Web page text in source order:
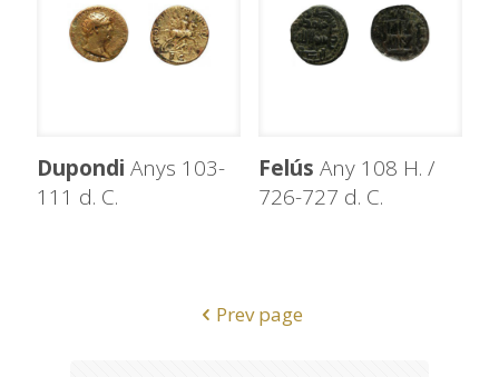
Dupondi Anys 103-
111 d. C.
Felús Any 108 H. /
726-727 d. C.
Prev page